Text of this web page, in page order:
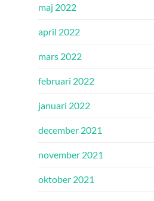
maj 2022
april 2022
mars 2022
februari 2022
januari 2022
december 2021
november 2021
oktober 2021